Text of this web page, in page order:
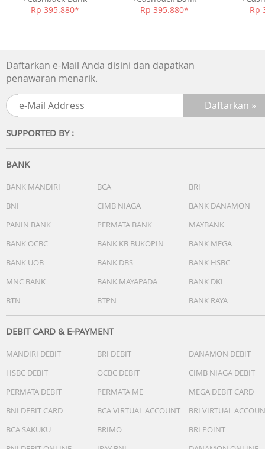
Rp 395.880*
Rp 395.880*
Rp
Daftarkan e-Mail Anda disini dan dapatkan
penawaran menarik.
SUPPORTED BY :
BANK
BANK MANDIRI BCA
BRI
BNI
CIMB NIAGA
BANK DANAMON
PANIN BANK
PERMATA BANK
MAYBANK
BANK OCBC
BANK KB BUKOPIN
BANK MEGA
BANK UOB
BANK DBS
BANK HSBC
MNC BANK
BANK MAYAPADA
BANK DKI
BTN
BTPN BANK RAYA
DEBIT CARD & E-PAYMENT
MANDIRI DEBIT BRI DEBIT
DANAMON DEBIT
HSBC DEBIT
OCBC DEBIT
CIMB NIAGA DEBIT
PERMATA DEBIT
PERMATA ME
MEGA DEBIT CARD
BNI DEBIT CARD
BCA VIRTUAL ACCOUNT
BRI VIRTUAL
BCA SAKUKU
BRIMO
BRI POINT